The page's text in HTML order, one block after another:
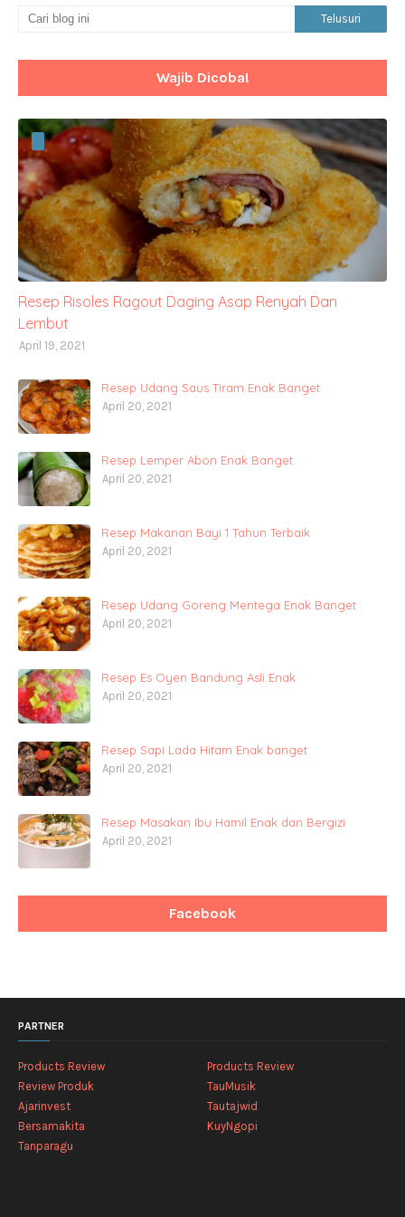
Wajib Dicoba!
Resep Risoles Ragout Daging Asap Renyah Dan
Lembut
April 19, 2021
Resep Udang Saus Tiram Enak Banget
April 20, 2021
Resep Lemper Abon Enak Banget
April 20, 2021
Resep Makanan Bayi 1 Tahun Terbaik
April 20, 2021
Resep Udang Goreng Mentega Enak Banget
April 20, 2021
Resep Es Oyen Bandung Asli Enak
April 20, 2021
Resep Sapi Lada Hitam Enak banget
April 20, 2021
Resep Masakan Ibu Hamil Enak dan Bergizi
April 20, 2021
Facebook
PARTNER
Products Review
Products Review
Review Produk
TauMusik
Ajarinvest
Tautajwid
Bersamakita
KuyNgopi
Tanparagu